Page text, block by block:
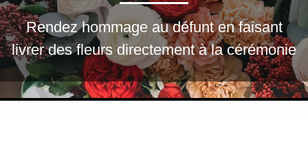
Rendez hommage au défunt en faisant
livrer des fleurs directement à la cérémonie